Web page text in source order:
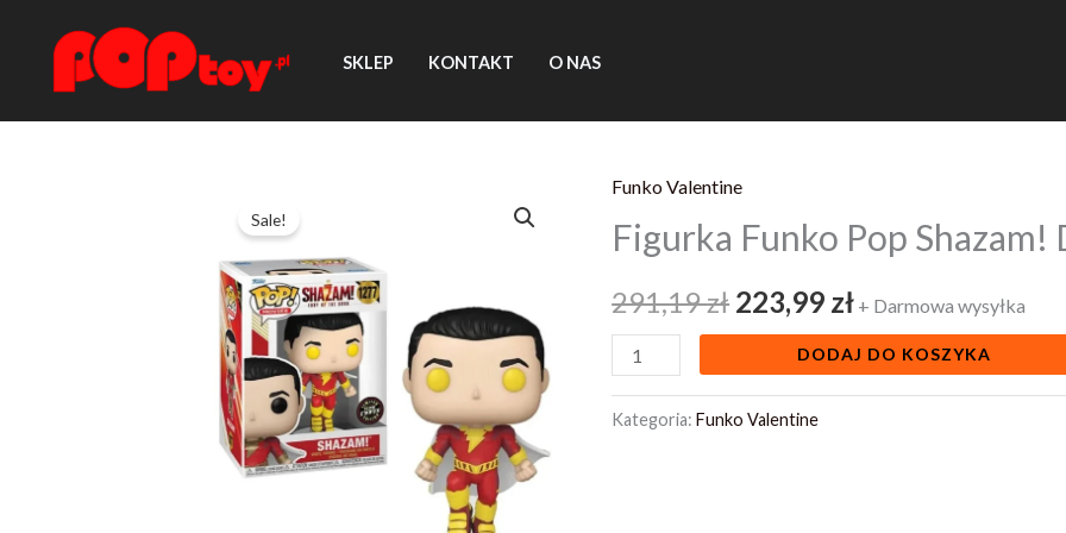
SKLEP KONTAKT O NAS
Sale!
Funko Valentine
Figurka Funko Pop Shazam!
291,19zł
Pierwotna
cena
wynosiła:
291,19 zł.
223,99 zł
cena
wynosi:
223,99 zł.
+ Darmowa wysyłka
ilość
Figurka
Funko
Pop
Shazam!
DC
Chase
DODAJ DO KOSZYKA
Kategoria:Funko Valentine